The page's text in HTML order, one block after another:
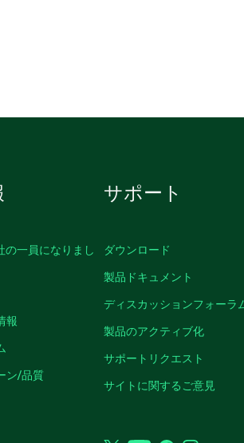
の一員になりまし
報
ン/品質
サポート
ダウンロード
製品ドキュメント
ディスカッションフォーラ
製品のアクティブ化
サポートリクエスト
サイトに関するご意見